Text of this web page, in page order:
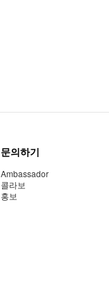
문의하기
Ambassador
콜라보
홍보